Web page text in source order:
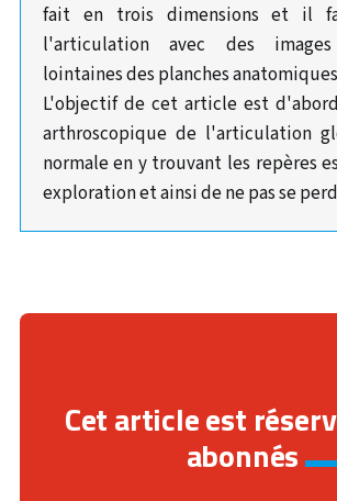
fait en trois dimensions et il
l'articulation avec des images
lointaines des planches
L'objectif de cet article est
arthroscopique de l'articulation
normale en y trouvant les repères
exploration et ainsi de ne pas se
Cet article est
abonnés